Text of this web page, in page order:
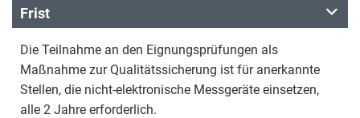
Frist
Die Teilnahme an den Eignungsprüfungen als
Maßnahme zur Qualitätssicherung ist für anerkannte
Stellen, die nicht-elektronische Messgeräte einsetzen,
alle 2 Jahre erforderlich.